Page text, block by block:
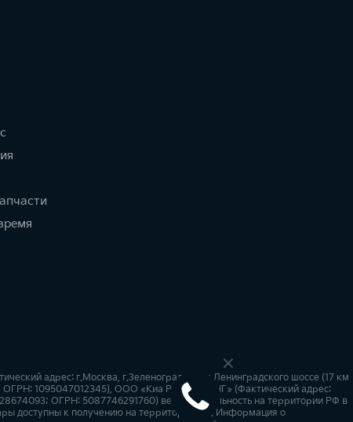
адрес: г.Москва, г.Зеленоград, 37км Ленинградского шоссе (17 км
1095047012345), ООО «Киа Россия и СНГ» (Фактический адрес:
ОГРН: 5087746291760) ведут деятельность на территории РФ в
доступны к получению на территории РФ. Информация о